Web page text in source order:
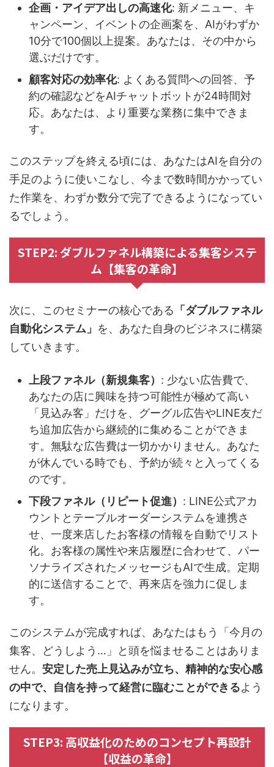
企画・アイデア出しの高速化: 新メニュー、キ
ャンペーン、イベントの企画案を、AIがわずか
10分で100個以上提案。あなたは、その中から
選ぶだけです。
顧客対応の効率化: よくある質問への回答、予
約の確認などをAIチャットボットが24時間対
応。あなたは、より重要な業務に集中できま
す。
このステップを終える頃には、あなたはAIを自分の
手足のように使いこなし、今まで数時間かかってい
た作業を、わずか数分で完了できるようになってい
るでしょう。
STEP2: ダブルファネル構築による集客システ
ム【集客の革命】
次に、このセミナーの核心である 「ダブルファネル
自動化システム」 を、あなた自身のビジネスに構築
していきます。
上段ファネル（新規集客） : 少ない広告費で、
あなたの店に興味を持つ可能性が極めて高い
「見込み客」だけを、グーグル広告やLINE友だ
ち追加広告から継続的に集めることができま
す。無駄な広告費は一切かかりません。あなた
が休んでいる時でも、予約が続々と入ってくる
のです。
下段ファネル（リピート促進） : LINE公式アカ
ウントとテーブルオーダーシステムを連携さ
せ、一度来店したお客様の情報を自動でリスト
化。お客様の属性や来店履歴に合わせて、パー
ソナライズされたメッセージもAIで生成。定期
的に送信することで、再来店を強力に促しま
す。
このシステムが完成すれば、あなたはもう「今月の
集客、どうしよう…」と頭を悩ませることはありま
せん。 安定した売上見込みが立ち、精神的な安心感
の中で、自信を持って経営に臨むことができるよう
になります。
STEP3: 高収益化のためのコンセプト再設計
【収益の革命】